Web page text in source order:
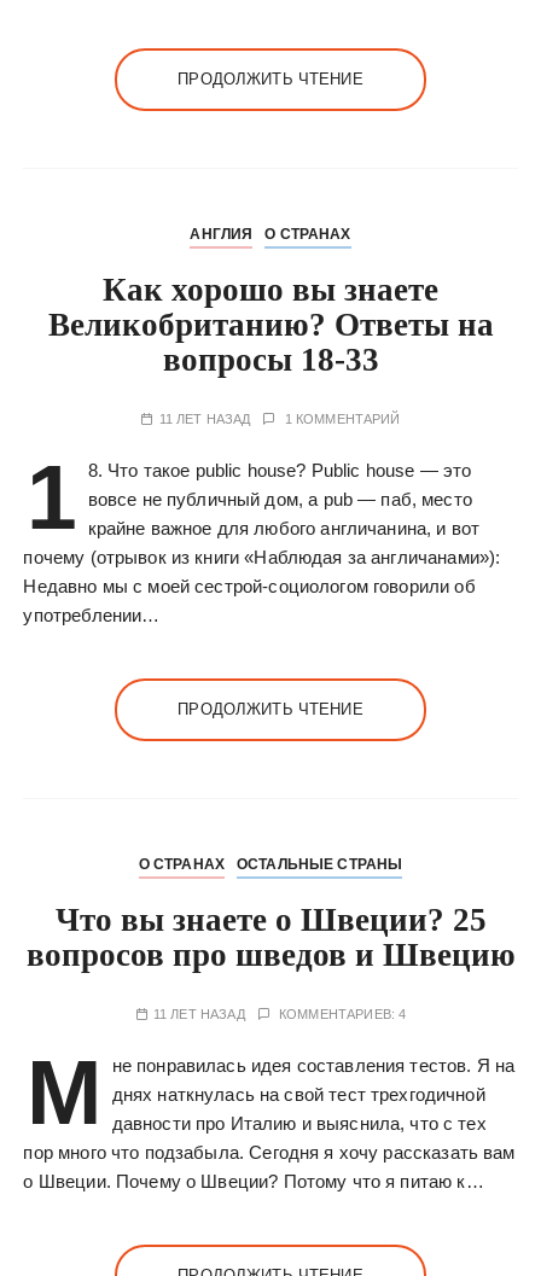
ПРОДОЛЖИТЬ ЧТЕНИЕ
АНГЛИЯ О СТРАНАХ
Как хорошо вы знаете
Великобританию? Ответы на
вопросы 18-33
11 ЛЕТ НАЗАД 1 КОММЕНТАРИЙ
1
8. Что такое public house? Public house — это
вовсе не публичный дом, а pub — паб, место
крайне важное для любого англичанина, и вот
почему (отрывок из книги «Наблюдая за англичанами»):
Недавно мы с моей сестрой-социологом говорили об
употреблении…
ПРОДОЛЖИТЬ ЧТЕНИЕ
О СТРАНАХ ОСТАЛЬНЫЕ СТРАНЫ
Что вы знаете о Швеции? 25
вопросов про шведов и Швецию
11 ЛЕТ НАЗАД КОММЕНТАРИЕВ: 4
М
не понравилась идея составления тестов. Я на
днях наткнулась на свой тест трехгодичной
давности про Италию и выяснила, что с тех
пор много что подзабыла. Сегодня я хочу рассказать вам
о Швеции. Почему о Швеции? Потому что я питаю к…